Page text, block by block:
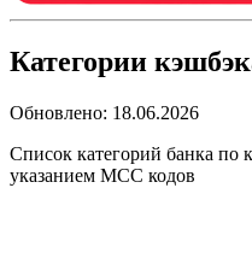
Категории
Обновлено: 18.06.2026
Список категорий банка по
указанием MCC кодов